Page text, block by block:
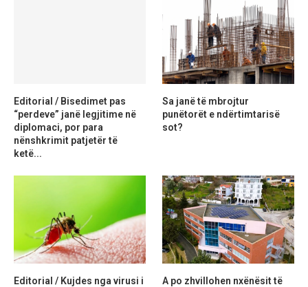
Editorial / Bisedimet pas
“perdeve” janë legjitime në
diplomaci, por para
nënshkrimit patjetër të
ketë...
Sa janë të mbrojtur
punëtorët e ndërtimtarisë
sot?
Editorial / Kujdes nga virusi i
A po zhvillohen nxënësit të